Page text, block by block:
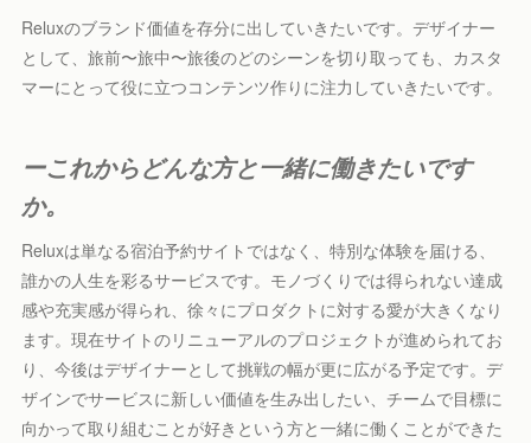
Reluxのブランド価値を存分に出していきたいです。デザイナー
として、旅前〜旅中〜旅後のどのシーンを切り取っても、カスタ
マーにとって役に立つコンテンツ作りに注力していきたいです。
ーこれからどんな方と一緒に働きたいです
か。
Reluxは単なる宿泊予約サイトではなく、特別な体験を届ける、
誰かの人生を彩るサービスです。モノづくりでは得られない達成
感や充実感が得られ、徐々にプロダクトに対する愛が大きくなり
ます。現在サイトのリニューアルのプロジェクトが進められてお
り、今後はデザイナーとして挑戦の幅が更に広がる予定です。デ
ザインでサービスに新しい価値を生み出したい、チームで目標に
向かって取り組むことが好きという方と一緒に働くことができた